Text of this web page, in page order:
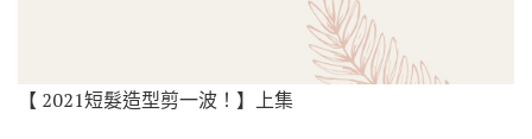
【 2021短髮造型剪一波！】上集